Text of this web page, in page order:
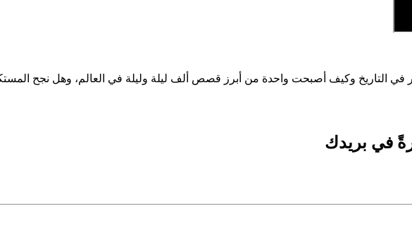
في التاريخ وكيف أصبحت واحدة من أبرز قصص ألف ليلة وليلة في العالم، وهل نجح
في بريدك